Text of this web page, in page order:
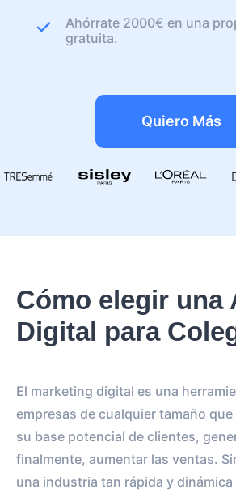
Ahórrate 2000€ en una
gratuita.
Quiero Más
Cómo elegir una
Digital para
El marketing digital es una
empresas de cualquier tamaño
su base potencial de clientes,
finalmente, aumentar las ventas.
una industria tan rápida y dinámica